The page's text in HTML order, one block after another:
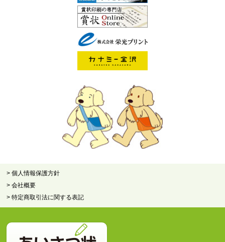
> 個人情報保護方針
> 会社概要
> 特定商取引法に関する表記